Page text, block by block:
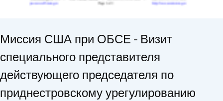
Миссия США при ОБСЕ - Визит
специального представителя
действующего председателя по
приднестровскому урегулированию